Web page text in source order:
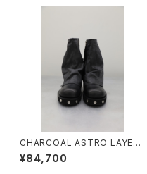
CHARCOAL ASTRO LAYERE
D BOOTS
¥84,700